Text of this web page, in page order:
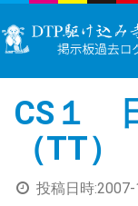
CS１
（TT
投稿日時:2007-